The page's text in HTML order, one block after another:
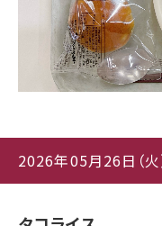
2026年05月26日（火